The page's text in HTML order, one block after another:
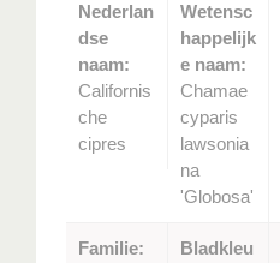
Nederlan
dse
naam:
Californis
che
cipres
Wetensc
happelijk
e naam:
Chamae
cyparis
lawsonia
na
'Globosa'
Familie:
Bladkleu